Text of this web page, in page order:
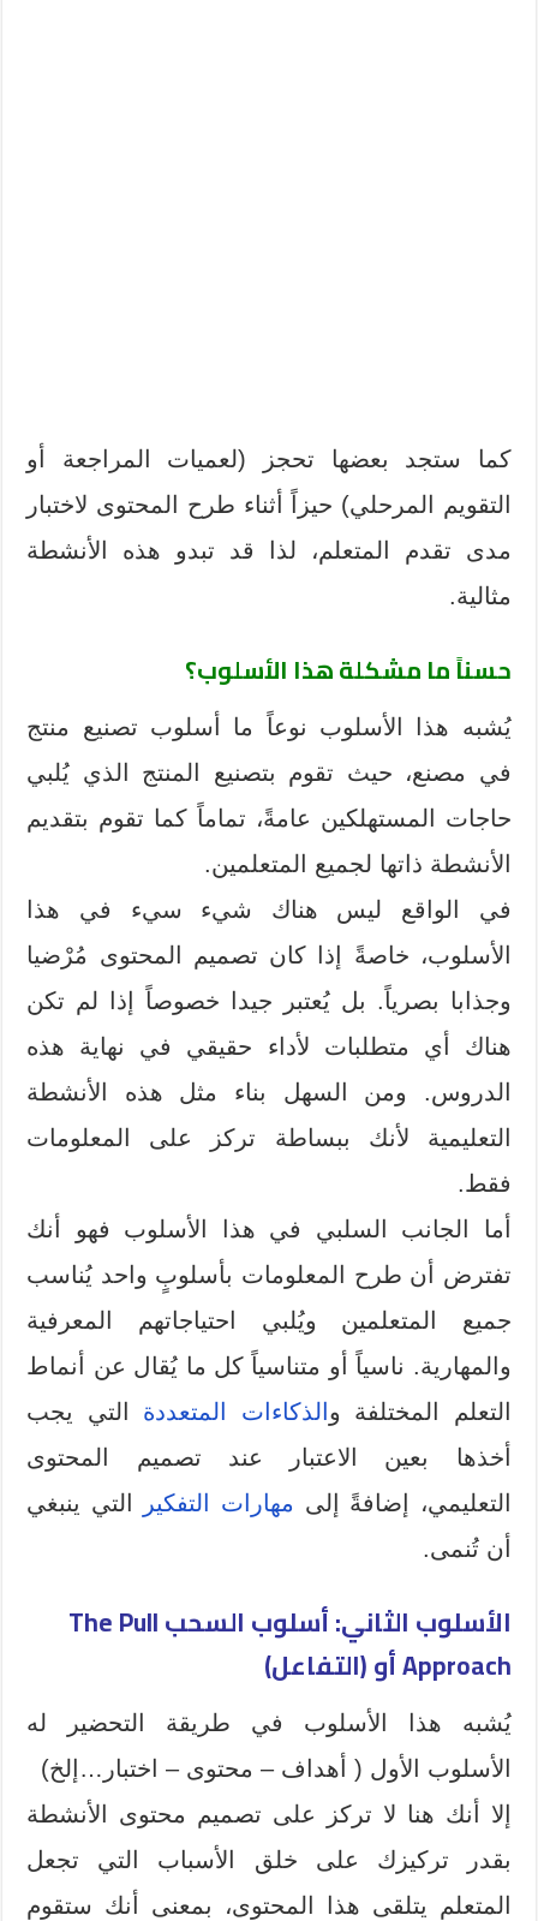
كما ستجد بعضها تحجز (لعميات المراجعة أو
التقويم المرحلي) حيزاً أثناء طرح المحتوى لاختبار
مدى تقدم المتعلم، لذا قد تبدو هذه الأنشطة
مثالية.
حسناً ما مشكلة هذا الأسلوب؟
يُشبه هذا الأسلوب نوعاً ما أسلوب تصنيع منتج
في مصنع، حيث تقوم بتصنيع المنتج الذي يُلبي
حاجات المستهلكين عامةً، تماماً كما تقوم بتقديم
الأنشطة ذاتها لجميع المتعلمين.
في الواقع ليس هناك شيء سيء في هذا
الأسلوب، خاصةً إذا كان تصميم المحتوى مُرْضيا
وجذابا بصرياً. بل يُعتبر جيدا خصوصاً إذا لم تكن
هناك أي متطلبات لأداء حقيقي في نهاية هذه
الدروس. ومن السهل بناء مثل هذه الأنشطة
التعليمية لأنك ببساطة تركز على المعلومات
فقط.
أما الجانب السلبي في هذا الأسلوب فهو أنك
تفترض أن طرح المعلومات بأسلوبٍ واحد يُناسب
جميع المتعلمين ويُلبي احتياجاتهم المعرفية
والمهارية. ناسياً أو متناسياً كل ما يُقال عن أنماط
التعلم المختلفة و الذكاءات المتعددة التي يجب
أخذها بعين الاعتبار عند تصميم المحتوى
التعليمي، إضافةً إلى مهارات التفكير
التي ينبغي
أن تُنمى.
الأسلوب الثاني: أسلوب السحب The Pull
Approach أو (التفاعل)
يُشبه هذا الأسلوب في طريقة التحضير له
الأسلوب الأول ( أهداف – محتوى – اختبار…إلخ)
إلا أنك هنا لا تركز على تصميم محتوى الأنشطة
بقدر تركيزك على خلق الأسباب التي تجعل
المتعلم يتلقى هذا المحتوى، بمعنى أنك ستقوم